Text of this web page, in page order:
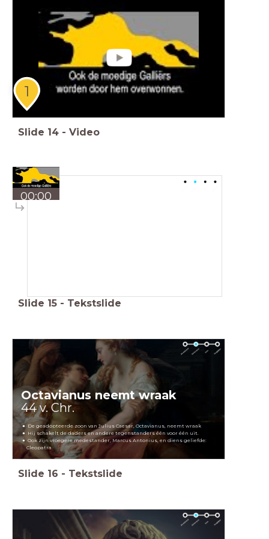
1
Slide 14 - Video
00:00
Slide 15 - Tekstslide
Octavianus neemt wraak
44 v. Chr.
De geadopteerde zoon van Julius Caesar, Octavianus, neemt wraak
Hij schakelt de daders en andere tegenstanders één voor één uit.
Ook zijn vroegere medestander, Marcus Antonius, en diens geliefde:
Cleopatra
Slide 16 - Tekstslide